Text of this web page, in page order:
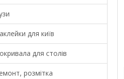
для київ
для столів
розмітка